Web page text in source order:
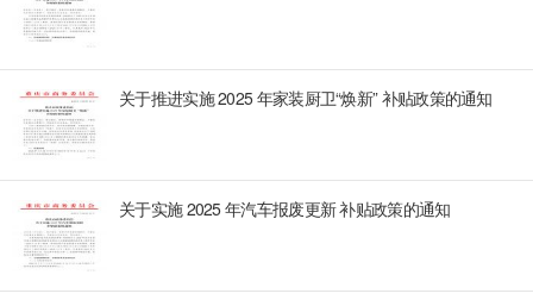
关于推进实施 2025 年家装厨卫“焕新” 补贴政策的通知
关于实施 2025 年汽车报废更新 补贴政策的通知